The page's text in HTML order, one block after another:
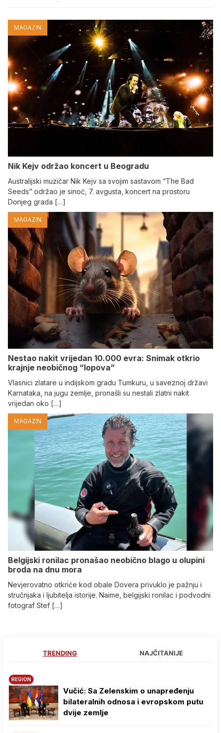
MAGAZIN
Nik Kejv održao koncert u Beogradu
Australijski muzičar Nik Kejv sa svojim sastavom “The Bad
Seeds” održao je sinoć, 7. avgusta, koncert na prostoru
Donjeg grada […]
MAGAZIN
Nestao nakit vrijedan 10.000 evra: Snimak otkrio
krajnje neobičnog “lopova”
Vlasnici zlatare u indijskom gradu Tumkuru, u saveznoj državi
Karnataka, na jugu zemlje, pronašli su nestali zlatni nakit
vrijedan oko […]
MAGAZIN
Belgijski ronilac pronašao neobično blago u olupini
broda na dnu mora
Nevjerovatno otkriće kod obale Dovera privuklo je pažnju i
stručnjaka i ljubitelja istorije. Naime, belgijski ronilac i podvodni
fotograf Stef […]
TRENDING NAJČITANIJE
REGION
Vučić: Sa Zelenskim o unapređenju
bilateralnih odnosa i evropskom putu
dvije zemlje